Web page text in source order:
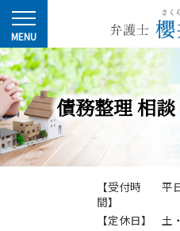
債務整理 相
【受付時
間】
平
【定休日】
土